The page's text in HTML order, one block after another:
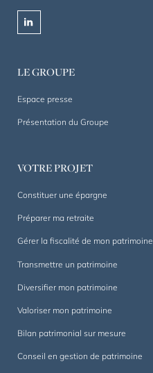
linkedin
LE GROUPE
Espace presse
Présentation du Groupe
VOTRE PROJET
Constituer une épargne
Préparer ma retraite
Gérer la fiscalité de mon patrimoine
Transmettre un patrimoine
Diversifier mon patrimoine
Valoriser mon patrimoine
Bilan patrimonial sur mesure
Conseil en gestion de patrimoine